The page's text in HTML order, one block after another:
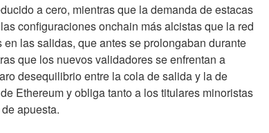
a cero, mientras que la demanda de estacas
configuraciones onchain más alcistas que la red
las salidas, que antes se prolongaban durante
que los nuevos validadores se enfrentan a
desequilibrio entre la cola de salida y la de
Ethereum y obliga tanto a los titulares minoristas
apuesta.